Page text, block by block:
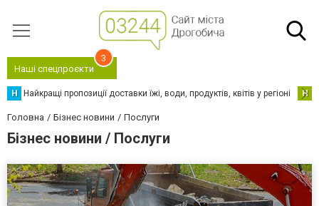
Наші спецпроєкти
3
Н Найкращі пропозиції доставки їжі, води, продуктів, квітів у регіоні Н
Головна Бізнес новини Послуги
Бізнес новини / Послуги